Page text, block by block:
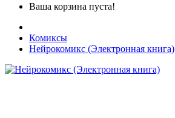
Ваша корзина пуста!
Комиксы
Нейрокомикс (Электронная книга)